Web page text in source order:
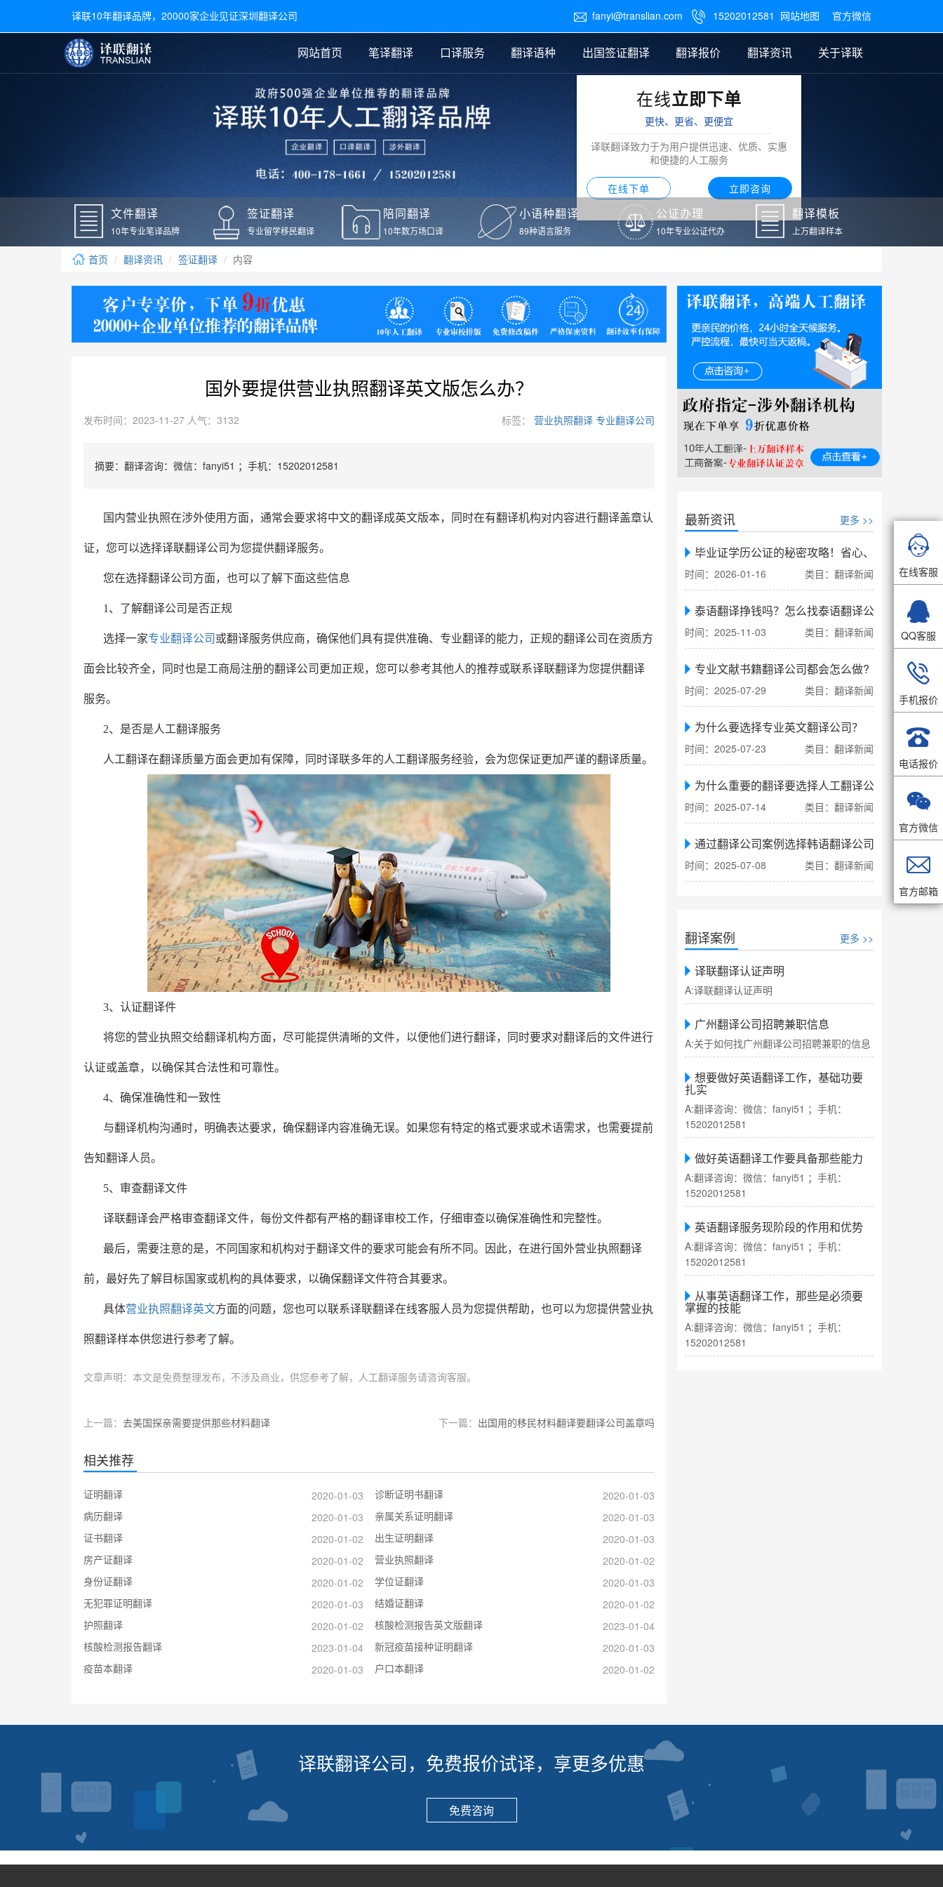
译联10年翻译品牌，20000家企业见证深圳翻译公司  fanyi@translian.com  15202012581 网站地图 官方微信
网站首页 笔译翻译
文件翻译 医学翻译 法律翻译 说明书翻译 图纸翻译
口译服务
广交会翻译 交替传译 同声传译
翻译语种
常用语种翻译
日语翻译
德语翻译
老挝语翻译 泰语翻译
葡萄牙语翻译
出国签证翻译
毕业证翻译
户口本翻译
学位证翻译
身份证翻译
签证材料翻译
银行流水翻译
驾照翻译
疫苗本翻译
新冠疫苗接种证明翻译
核酸检测报告英文版翻
译
翻译报价
笔译翻译报价
证件翻译报价
翻译资讯
公证样本
签证翻译
口译新闻
翻译新闻
关于译联
在线立即下单
更快、更省、更便宜
译联翻译致力于为用户提供迅速、优质、实惠
和便捷的人工服务
在线下单 立即咨询
文件翻译
10年专业笔译品牌
签证翻译
专业留学移民翻译
陪同翻译
10年数万场口译
小语种翻译
89种语言服务
公证办理
10年专业公证代办
翻译模板
上万翻译样本
首页 翻译资讯 签证翻译 内容
国外要提供营业执照翻译英文版怎么办？
发布时间：2023-11-27 人气：3132 标签： 营业执照翻译专业翻译公司
摘要：翻译咨询：微信：fanyi51 ；手机：15202012581
国内营业执照在涉外使用方面，通常会要求将中文的翻译成英文版本，同时在有翻译机构对内容进行翻译盖章认
证，您可以选择译联翻译公司为您提供翻译服务。
您在选择翻译公司方面，也可以了解下面这些信息
1、了解翻译公司是否正规
选择一家专业翻译公司 或翻译服务供应商，确保他们具有提供准确、专业翻译的能力，正规的翻译公司在资质方
面会比较齐全，同时也是工商局注册的翻译公司更加正规，您可以参考其他人的推荐或联系译联翻译为您提供翻译
服务。
2、是否是人工翻译服务
人工翻译在翻译质量方面会更加有保障，同时译联多年的人工翻译服务经验，会为您保证更加严谨的翻译质量。
3、认证翻译件
将您的营业执照交给翻译机构方面，尽可能提供清晰的文件，以便他们进行翻译，同时要求对翻译后的文件进行
认证或盖章，以确保其合法性和可靠性。
4、确保准确性和一致性
与翻译机构沟通时，明确表达要求，确保翻译内容准确无误。如果您有特定的格式要求或术语需求，也需要提前
告知翻译人员。
5、审查翻译文件
译联翻译会严格审查翻译文件，每份文件都有严格的翻译审校工作，仔细审查以确保准确性和完整性。
最后，需要注意的是，不同国家和机构对于翻译文件的要求可能会有所不同。因此，在进行国外营业执照翻译
前，最好先了解目标国家或机构的具体要求，以确保翻译文件符合其要求。
具体营业执照翻译英文方面的问题，您也可以联系译联翻译在线客服人员为您提供帮助，也可以为您提供营业执
照翻译样本供您进行参考了解。
文章声明：本文是免费整理发布，不涉及商业，供您参考了解，人工翻译服务请咨询客服。
上一篇： 去美国探亲需要提供那些材料翻译 下一篇： 出国用的移民材料翻译要翻译公司盖章吗
相关推荐
证明翻译 2020-01-03 诊断证明书翻译
2020-01-03
病历翻译
2020-01-03 亲属关系证明翻译
2020-01-03
证书翻译
2020-01-02 出生证明翻译
2020-01-03
房产证翻译
2020-01-02 营业执照翻译
2020-01-02
身份证翻译
2020-01-02 学位证翻译
2020-01-03
无犯罪证明翻译
2020-01-03 结婚证翻译
2020-01-02
护照翻译
2020-01-02 核酸检测报告英文版翻译
2023-01-04
核酸检测报告翻译
2023-01-04 新冠疫苗接种证明翻译
2020-01-03
疫苗本翻译
2020-01-03 户口本翻译 2020-01-02
最新资讯 更多 >>
毕业证学历公证的秘密攻略！省心、省力、省时
时间：2026-01-16 类目：翻译新闻
泰语翻译挣钱吗？怎么找泰语翻译公司翻译
时间：2025-11-03 类目：翻译新闻
专业文献书籍翻译公司都会怎么做?
时间：2025-07-29 类目：翻译新闻
为什么要选择专业英文翻译公司？
时间：2025-07-23 类目：翻译新闻
为什么重要的翻译要选择人工翻译公司
时间：2025-07-14 类目：翻译新闻
通过翻译公司案例选择韩语翻译公司
时间：2025-07-08 类目：翻译新闻
翻译案例 更多 >>
译联翻译认证声明
A:译联翻译认证声明
广州翻译公司招聘兼职信息
A:关于如何找广州翻译公司招聘兼职的信息
想要做好英语翻译工作，基础功要
扎实
A:翻译咨询：微信：fanyi51 ；手机：
15202012581
做好英语翻译工作要具备那些能力
A:翻译咨询：微信：fanyi51 ；手机：
15202012581
英语翻译服务现阶段的作用和优势
A:翻译咨询：微信：fanyi51 ；手机：
15202012581
从事英语翻译工作，那些是必须要
掌握的技能
A:翻译咨询：微信：fanyi51 ；手机：
15202012581
译联翻译公司，免费报价试译，享更多优惠
免费咨询

在线客服

QQ客服

手机报价

电话报价

官方微信

官方邮箱